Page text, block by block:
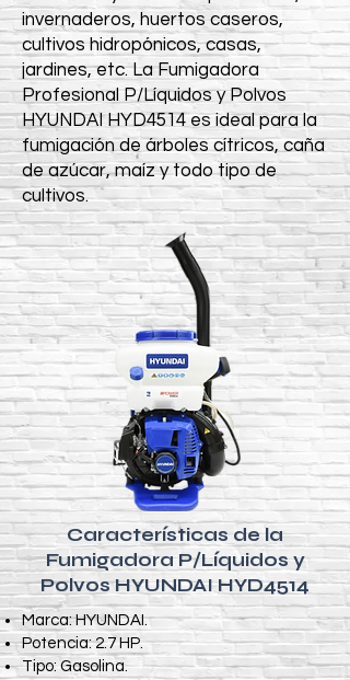
invernaderos, huertos caseros,
cultivos hidropónicos, casas,
jardines, etc. La Fumigadora
Profesional P/Líquidos y Polvos
HYUNDAI HYD4514 es ideal para la
fumigación de árboles cítricos, caña
de azúcar, maíz y todo tipo de
cultivos.
Características de la
Fumigadora P/Líquidos y
Polvos HYUNDAI HYD4514
Marca: HYUNDAI.
Potencia: 2.7 HP.
Tipo: Gasolina.